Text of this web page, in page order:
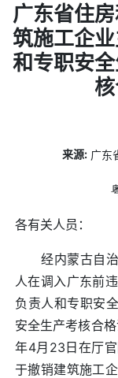
广东省住
筑施工企
和专职安
来源 广东
各有关人员：
经内蒙古自治
人在调入广东前
负责人和专职安
安全生产考核合
年4月23日在厅
于撤销建筑施工